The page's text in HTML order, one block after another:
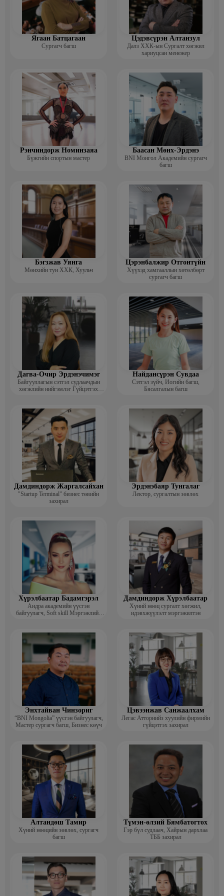
· 2003 Менежмент сэтгэл зүй, хөдөлмөрийн хууль, захиргааны
хууль тогтоомж Удирдлагын а
Ажлын туршлага:
· HR Consortium Үүсгэн байгуулагч (2022- одоог хүртэл)
· Пи Эйч Ар Консалтинг ХХК: Үүсгэн байгуулагч, Захирал (2019-
· Наран Групп: Хүний нөөц хариуцсан захирал 2018
· Таван Богд Групп: ХН Бодлогын хэлтсийн дарга, Хүний нөөц
хариуцсан захирал (2010 – 2015)
· Зоос банк: Хүний нөөцийн менежер (2004- 2010)
· ЗГХА, Авто тээврийн газар: Хүний нөөцийн мэргэжилтэн, Авто
тээврийн хэлтсийн дарга (1995- 2004)
Ягаан Батцагаан
Сургагч багш
Цэдэвсүрэн Алтанзул
Далз ХХК-ын Сургалт хөгжил
хариуцсан менежер
Рэнчиндорж Номинзаяа
Бүжгийн спортын мастер
Баасан Мөнх-Эрдэнэ
BNI Монгол Академийн сургагч
багш
Бэгзжав Уянга
Мөнхийн тун ХХК, Хуульч
Цэрэнбалжир Отгонтүйн
Хүүхэд хамгааллын хөтөлбөрт
сургагч багш
Дагва-Очир Эрдэнэчимэг
Байгууллагын сэтгэл судлаачдын
хөгжлийн нийгэмлэг Гүйцэтгэх
Найдансүрэн Сувдаа
Сэтгэл зүйч, Иогийн багш,
Бясалгалын багш
Дамдиндорж Жаргалсайхан
"Startup Terminal" бизнес төвийн
захирал
Эрдэнэбаяр Тунгалаг
Лектор, сургалтын зөвлөх
Хүрэлбаатар Бадамгэрэл
Андра академийн үүсгэн
байгуулагч, Soft skill Мэргэжлийн
Дамдиндорж Хүрэлбаатар
Хүний нөөц сургалт хөгжил,
идэвхжүүлэлт мэргэжилтэн
Энхтайван Чинзориг
“BNI Mongolia” үүсгэн байгуулагч,
Мастер сургагч багш, Бизнес көүч
Цэвээнжав Санжаалхам
Легас Атторнийз хуулийн фирмийн
гүйцэтгэх захирал
Алтандөш Тамир
Хүний нөөцийн зөвлөх, сургагч
багш
Түмэн-өлзий Бямбатогтох
Гэр бүл судлаач, Хайрын дархлаа
ТББ захирал